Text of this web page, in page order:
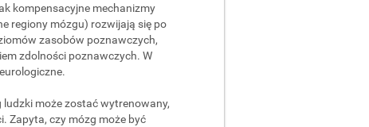
kompensacyjne mechanizmy
regiony mózgu) rozwijają się po
zasobów poznawczych,
zdolności poznawczych. W
ludzki może zostać wytrenowany,
Zapyta, czy mózg może być